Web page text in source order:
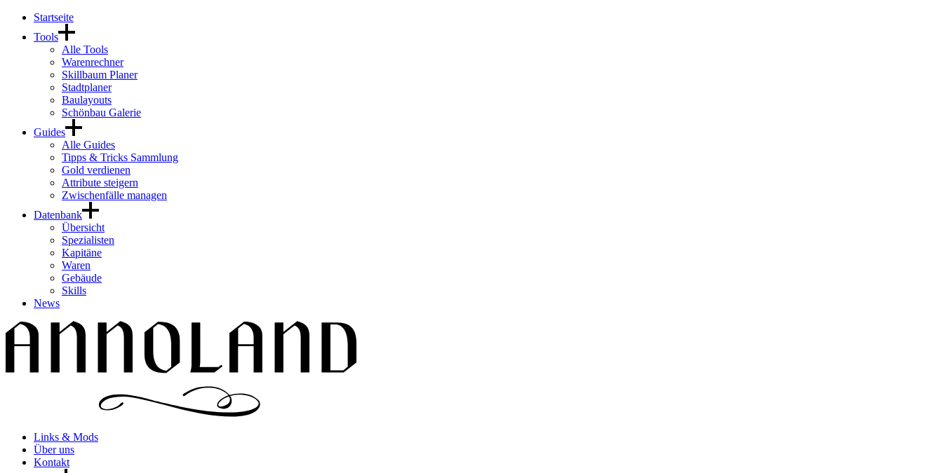
Startseite
Tools
Alle Tools
Warenrechner
Skillbaum Planer
Stadtplaner
Baulayouts
Schönbau Galerie
Guides
Alle Guides
Tipps & Tricks Sammlung
Gold verdienen
Attribute steigern
Zwischenfälle managen
Datenbank
Übersicht
Spezialisten
Kapitäne
Waren
Gebäude
Skills
News
Links & Mods
Über uns
Kontakt